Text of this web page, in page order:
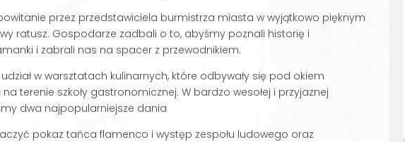
przez przedstawiciela burmistrza miasta w wyjątkowo pięknym
ratusz. Gospodarze zadbali o to, abyśmy poznali historię i
i zabrali nas na spacer z przewodnikiem.
w warsztatach kulinarnych, które odbywały się pod okiem
terenie szkoły gastronomicznej. W bardzo wesołej i przyjaznej
dwa najpopularniejsze dania
pokaz tańca flamenco i występ zespołu ludowego oraz